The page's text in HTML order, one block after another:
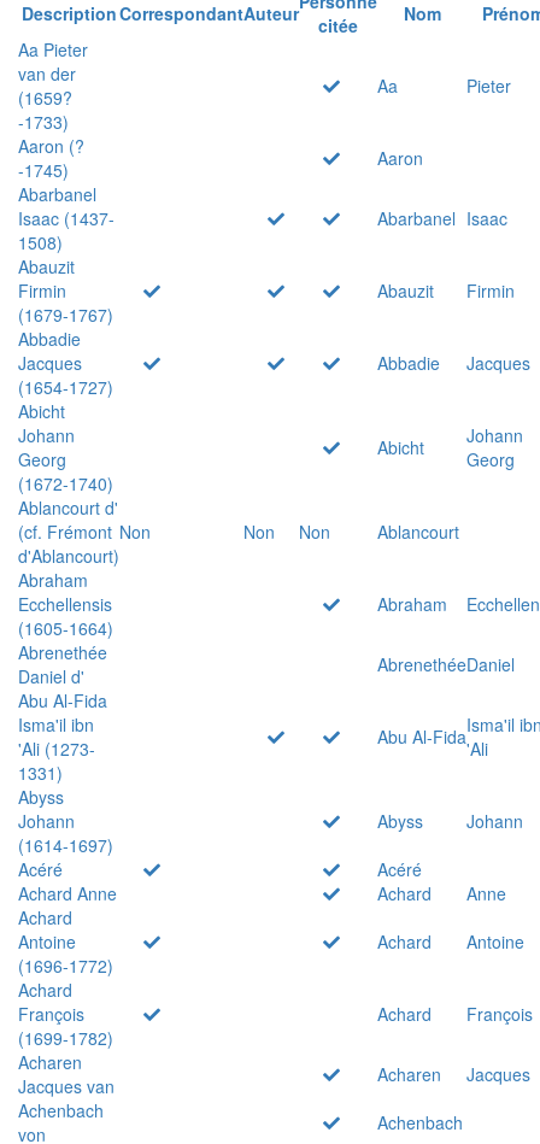
DescriptionCorrespondantAuteur
citée
Nom
Aa Pieter
van der
(1659?
-1733)
Aa Pieter
Aaron (?
-1745)
Aaron
Abarbanel
Isaac (1437-
1508)
Abarbanel Isaac
Abauzit
Firmin
(1679-1767)
Abauzit
Firmin
Abbadie
Jacques
(1654-1727)
Abbadie
Jacques
Abicht
Johann
Georg
(1672-1740)
Abicht
Johann
Georg
Ablancourt d'
(cf. Frémont
d'Ablancourt)
Non Non Non
Ablancourt
Abraham
Ecchellensis
(1605-1664)
Abraham
Abrenethée
Daniel d'
AbrenethéeDaniel
Abu Al-Fida
Isma'il ibn
'Ali (1273-
1331)
Abu Al-FidaIsma'il
'Ali
Abyss
Johann
(1614-1697)
Abyss
Johann
Acéré
Acéré
Achard Anne
Achard
Anne
Achard
Antoine
(1696-1772)
Achard
Antoine
Achard
François
(1699-1782)
Achard
François
Acharen
Jacques van
Acharen
Jacques
Achenbach
von
Achenbach